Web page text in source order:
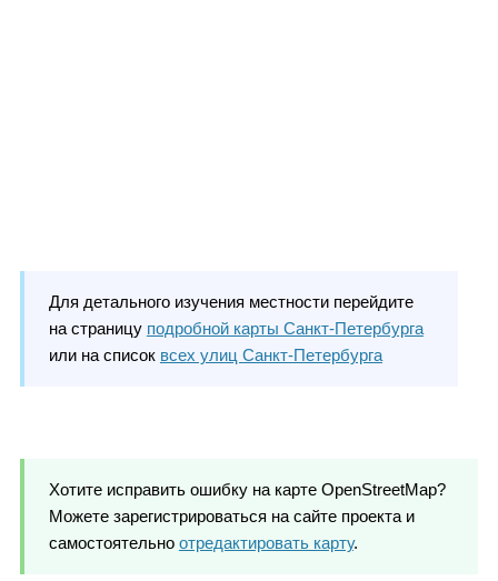
Для детального изучения местности перейдите
на страницу подробной карты Санкт-Петербурга
или на список всех улиц Санкт-Петербурга
Хотите исправить ошибку на карте OpenStreetMap?
Можете зарегистрироваться на сайте проекта и
самостоятельно отредактировать карту.